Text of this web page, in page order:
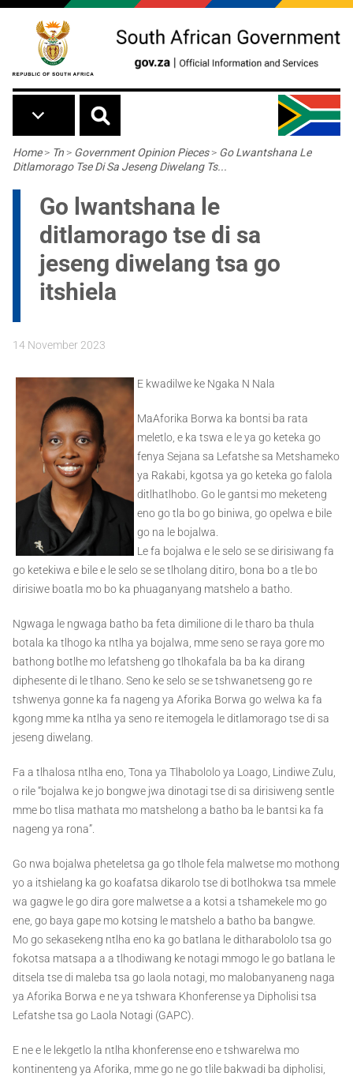
Skip to main content
Breadcrumb
Home> Tn > Government Opinion Pieces> Go Lwantshana Le
Ditlamorago Tse Di Sa Jeseng Diwelang Ts...
Go lwantshana le
ditlamorago tse di sa
jeseng diwelang tsa go
itshiela
14 November 2023
E kwadilwe ke Ngaka N Nala
MaAforika Borwa ka bontsi ba rata
meletlo, e ka tswa e le ya go keteka go
fenya Sejana sa Lefatshe sa Metshameko
ya Rakabi, kgotsa ya go keteka go falola
ditlhatlhobo. Go le gantsi mo meketeng
eno go tla bo go biniwa, go opelwa e bile
go na le bojalwa.
Le fa bojalwa e le selo se se dirisiwang fa
go ketekiwa e bile e le selo se se tlholang ditiro, bona bo a tle bo
dirisiwe boatla mo bo ka phuaganyang matshelo a batho.
Ngwaga le ngwaga batho ba feta dimilione di le tharo ba thula
botala ka tlhogo ka ntlha ya bojalwa, mme seno se raya gore mo
bathong botlhe mo lefatsheng go tlhokafala ba ba ka dirang
diphesente di le tlhano. Seno ke selo se se tshwanetseng go re
tshwenya gonne ka fa nageng ya Aforika Borwa go welwa ka fa
kgong mme ka ntlha ya seno re itemogela le ditlamorago tse di sa
jeseng diwelang.
Fa a tlhalosa ntlha eno, Tona ya Tlhabololo ya Loago, Lindiwe Zulu,
o rile “bojalwa ke jo bongwe jwa dinotagi tse di sa dirisiweng sentle
mme bo tlisa mathata mo matshelong a batho ba le bantsi ka fa
nageng ya rona”.
Go nwa bojalwa pheteletsa ga go tlhole fela malwetse mo mothong
yo a itshielang ka go koafatsa dikarolo tse di botlhokwa tsa mmele
wa gagwe le go dira gore malwetse a a kotsi a tshamekele mo go
ene, go baya gape mo kotsing le matshelo a batho ba bangwe.
Mo go sekasekeng ntlha eno ka go batlana le ditharabololo tsa go
fokotsa matsapa a a tlhodiwang ke notagi mmogo le go batlana le
ditsela tse di maleba tsa go laola notagi, mo malobanyaneng naga
ya Aforika Borwa e ne ya tshwara Khonferense ya Dipholisi tsa
Lefatshe tsa go Laola Notagi (GAPC).
E ne e le lekgetlo la ntlha khonferense eno e tshwarelwa mo
kontinenteng ya Aforika, mme go ne go tlile bakwadi ba dipholisi,